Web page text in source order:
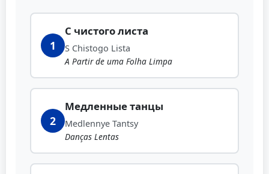
1
С чистого листа
S Chistogo Lista
A Partir de uma Folha Limpa
2
Медленные танцы
Medlennye Tantsy
Danças Lentas